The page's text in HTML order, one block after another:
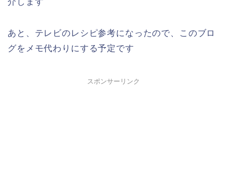
あと、テレビのレシピ参考になったので、このブロ
グをメモ代わりにする予定です
スポンサーリンク